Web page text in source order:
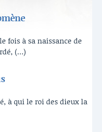
fois à sa naissance de
(…)
à qui le roi des dieux la